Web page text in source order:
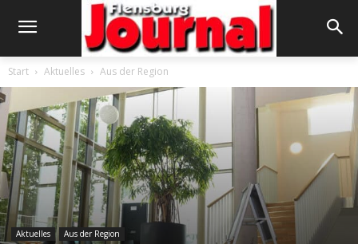
Start Aktuelles Aus der Region
Aktuelles Aus der Region